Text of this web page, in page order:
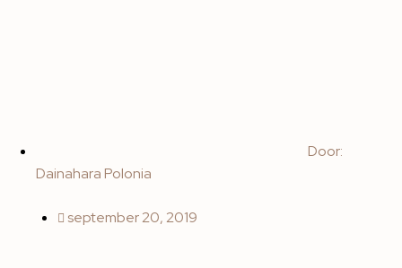
Door:
Dainahara Polonia
september 20, 2019